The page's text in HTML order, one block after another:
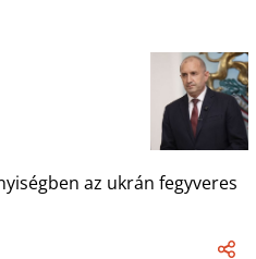
az ukrán fegyveres